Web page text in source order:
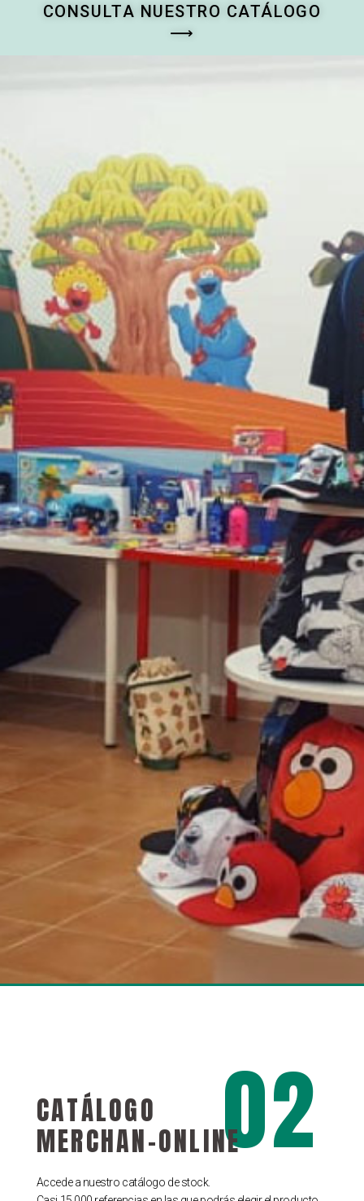
CONSULTA NUESTRO CATÁLOGO
⟶
02
CATÁLOGO
MERCHAN-ONLINE
Accede a nuestro catálogo de stock.